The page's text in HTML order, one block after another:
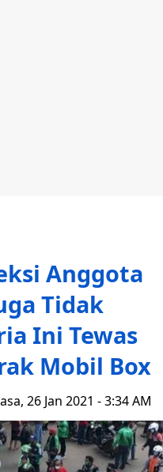
Anggota
Tidak
Ini Tewas
Mobil Box
26 Jan 2021 - 3:34 AM